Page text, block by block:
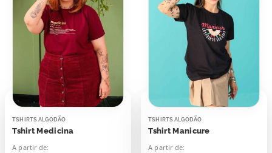
TSHIRTS ALGODÃO
Tshirt Medicina
A partir de:
TSHIRTS ALGODÃO
Tshirt Manicure
A partir de: